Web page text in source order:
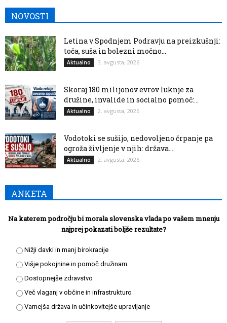
NOVOSTI
Letina v Spodnjem Podravju na preizkušnji:
toča, suša in bolezni močno...
Aktualno 3. avgusta, 2026
Skoraj 180 milijonov evrov luknje za
družine, invalide in socialno pomoč:...
Aktualno 2. avgusta, 2026
Vodotoki se sušijo, nedovoljeno črpanje pa
ogroža življenje v njih: država...
Aktualno 2. avgusta, 2026
ANKETA
Na katerem področju bi morala slovenska vlada po vašem mnenju
najprej pokazati boljše rezultate?
Nižji davki in manj birokracije
Višje pokojnine in pomoč družinam
Dostopnejše zdravstvo
Več vlaganj v občine in infrastrukturo
Varnejša država in učinkovitejše upravljanje